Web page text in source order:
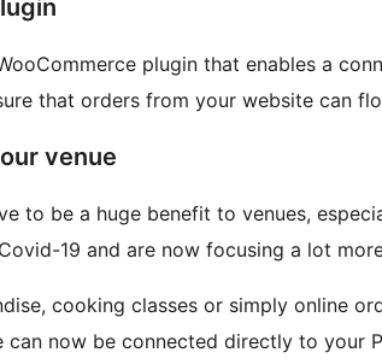
plugin that enables a
that orders from your website can
venue
to be a huge benefit to venues,
19 and are now focusing a lot
cooking classes or simply online
can now be connected directly to your